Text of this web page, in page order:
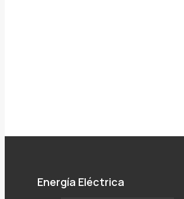
Energía Eléctrica